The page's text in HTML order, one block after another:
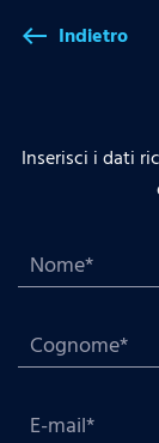
west Indietro
Inserisci i dati